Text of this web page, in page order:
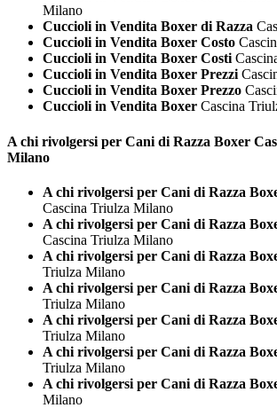
Milano
Cuccioli in Vendita Boxer di Razza
Cuccioli in Vendita Boxer Costo
Cuccioli in Vendita Boxer Costi
Cuccioli in Vendita Boxer Prezzi
Cuccioli in Vendita Boxer Prezzo
Cuccioli in Vendita Boxer Cascina
A chi rivolgersi per Cani di Razza Boxer
Milano
A chi rivolgersi per Cani di Razza
Cascina Triulza Milano
A chi rivolgersi per Cani di Razza
Cascina Triulza Milano
A chi rivolgersi per Cani di Razza
Triulza Milano
A chi rivolgersi per Cani di Razza
Triulza Milano
A chi rivolgersi per Cani di Razza
Triulza Milano
A chi rivolgersi per Cani di Razza
Triulza Milano
A chi rivolgersi per Cani di Razza
Milano